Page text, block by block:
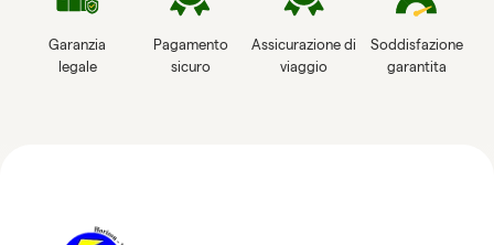
Garanzia
legale
Pagamento
sicuro
Assicurazione di
viaggio
Soddisfazione
garantita
Vietnam Travel